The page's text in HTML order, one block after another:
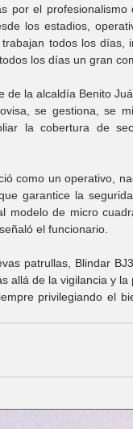
por el
los estadios,
todos los días,
los días un gran
de la alcaldía Benito
se gestiona, se
la cobertura de
como un operativo,
garantice la
modelo de micro
el funcionario.
patrullas, Blindar
allá de la vigilancia y
privilegiando el